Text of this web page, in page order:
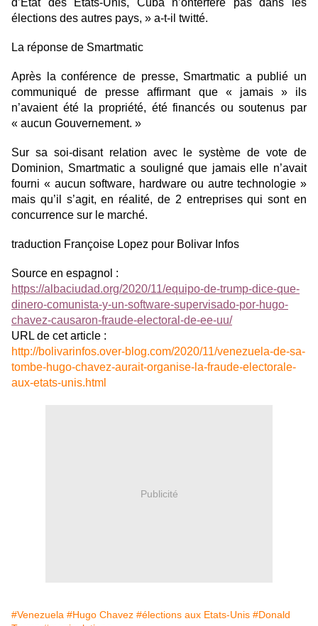
d’Etat des Etats-Unis, Cuba n’onterfère pas dans les
élections des autres pays, » a-t-il twitté.
La réponse de Smartmatic
Après la conférence de presse, Smartmatic a publié un
communiqué de presse affirmant que « jamais » ils
n’avaient été la propriété, été financés ou soutenus par
« aucun Gouvernement. »
Sur sa soi-disant relation avec le système de vote de
Dominion, Smartmatic a souligné que jamais elle n’avait
fourni « aucun software, hardware ou autre technologie »
mais qu’il s’agit, en réalité, de 2 entreprises qui sont en
concurrence sur le marché.
traduction Françoise Lopez pour Bolivar Infos
Source en espagnol :
https://albaciudad.org/2020/11/equipo-de-trump-dice-que-
dinero-comunista-y-un-software-supervisado-por-hugo-
chavez-causaron-fraude-electoral-de-ee-uu/
URL de cet article :
http://bolivarinfos.over-blog.com/2020/11/venezuela-de-sa-
tombe-hugo-chavez-aurait-organise-la-fraude-electorale-
aux-etats-unis.html
Publicité
#Venezuela #Hugo Chavez #élections aux Etats-Unis #Donald